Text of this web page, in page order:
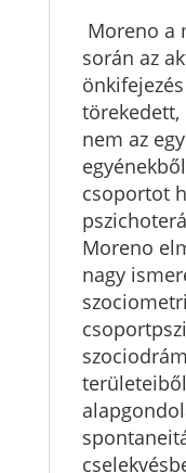
Moreno a
során az
törekedett,
nem az
csoportot
Moreno
nagy